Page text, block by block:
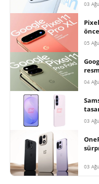
03
05
04
03
03